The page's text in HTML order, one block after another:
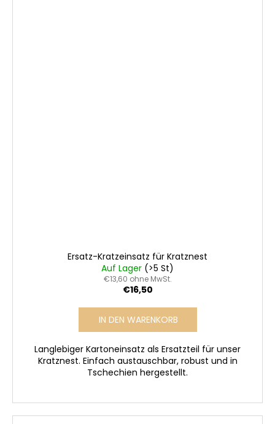
Ersatz-Kratzeinsatz für Kratznest
Auf Lager (>5 St)
€13,60 ohne MwSt.
€16,50
IN DEN WARENKORB
Langlebiger Kartoneinsatz als Ersatzteil für unser
Kratznest. Einfach austauschbar, robust und in
Tschechien hergestellt.